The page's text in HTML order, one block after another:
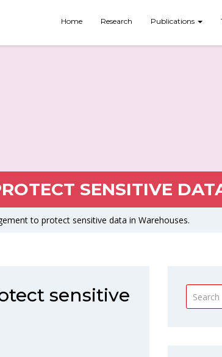
Home Research Publications
SENSITIVE
to protect sensitive data in Warehouses.
sensitive